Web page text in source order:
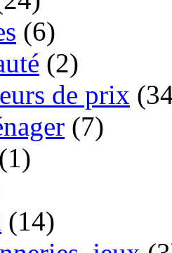
(6)
(2)
de prix
(7)
(1)
(14)